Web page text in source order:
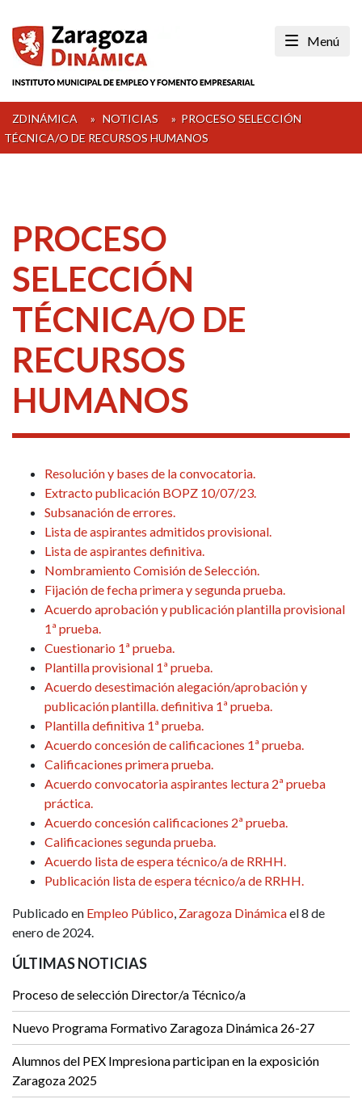
content
Menú
ZDINÁMICA » NOTICIAS » PROCESO SELECCIÓN
TÉCNICA/O DE RECURSOS HUMANOS
PROCESO
SELECCIÓN
TÉCNICA/O DE
RECURSOS
HUMANOS
Resolución y bases de la convocatoria.
Extracto publicación BOPZ 10/07/23.
Subsanación de errores.
Lista de aspirantes admitidos provisional.
Lista de aspirantes definitiva.
Nombramiento Comisión de Selección.
Fijación de fecha primera y segunda prueba.
Acuerdo aprobación y publicación plantilla provisional
1ª prueba.
Cuestionario 1ª prueba.
Plantilla provisional 1ª prueba.
Acuerdo desestimación alegación/aprobación y
publicación plantilla. definitiva 1ª prueba.
Plantilla definitiva 1ª prueba.
Acuerdo concesión de calificaciones 1ª prueba.
Calificaciones primera prueba.
Acuerdo convocatoria aspirantes lectura 2ª prueba
práctica.
Acuerdo concesión calificaciones 2ª prueba.
Calificaciones segunda prueba.
Acuerdo lista de espera técnico/a de RRHH.
Publicación lista de espera técnico/a de RRHH.
Publicado en Empleo Público, Zaragoza Dinámicael 8 de
enero de 2024.
ÚLTIMAS NOTICIAS
Proceso de selección Director/a Técnico/a
Nuevo Programa Formativo Zaragoza Dinámica 26-27
Alumnos del PEX Impresiona participan en la exposición
Zaragoza 2025